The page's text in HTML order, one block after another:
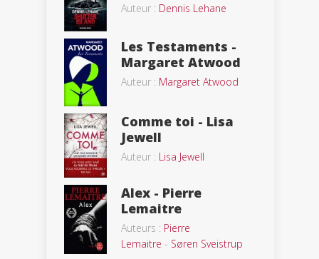
Auteur : Dennis Lehane
Les Testaments -
Margaret Atwood
Auteur : Margaret Atwood
Comme toi - Lisa
Jewell
Auteur : Lisa Jewell
Alex - Pierre
Lemaitre
Auteurs : Pierre
Lemaitre - Søren Sveistrup